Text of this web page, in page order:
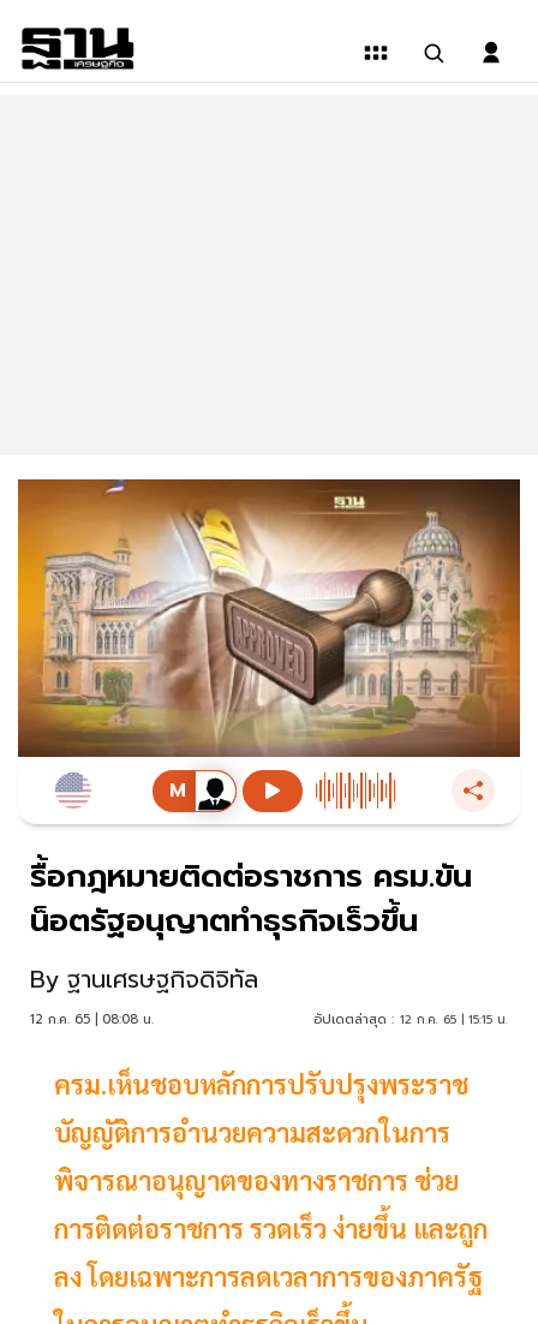
รื้อกฎหมายติดต่อราชการ ครม.ขัน
น็อตรัฐอนุญาตทำธุรกิจเร็วขึ้น
By ฐานเศรษฐกิจดิจิทัล
12 ก.ค. 65 | 08:08 น. อัปเดตล่าสุด : 12 ก.ค. 65 | 15:15 น.
ครม.เห็นชอบหลักการปรับปรุงพระราช
บัญญัติการอำนวยความสะดวกในการ
พิจารณาอนุญาตของทางราชการ ช่วย
การติดต่อราชการ รวดเร็ว ง่ายขึ้น และถูก
ลง โดยเฉพาะการลดเวลาการของภาครัฐ